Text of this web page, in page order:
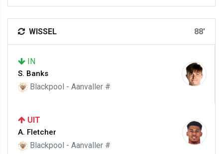
WISSEL 88'
IN
S. Banks
Blackpool - Aanvaller #
UIT
A. Fletcher
Blackpool - Aanvaller #